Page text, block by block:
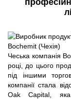
Чеська компанія
році, до цього
під іншими
компанії стала
Oak Capital,